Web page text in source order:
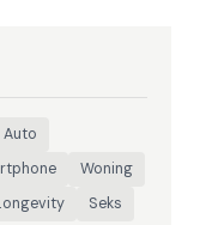
Auto
Woning
Seks